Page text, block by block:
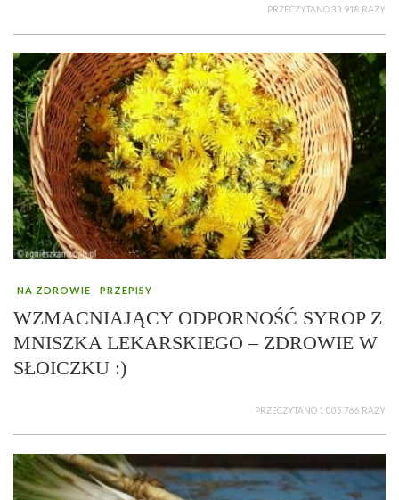
PRZECZYTANO 33 918 RAZY
NA ZDROWIE PRZEPISY
WZMACNIAJĄCY ODPORNOŚĆ SYROP Z
MNISZKA LEKARSKIEGO – ZDROWIE W
SŁOICZKU :)
PRZECZYTANO 1 005 766 RAZY